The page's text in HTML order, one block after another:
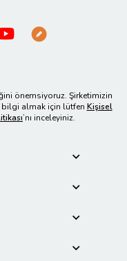
önemsiyoruz. Şirketimizin
bilgi almak için lütfen Kişisel
’nı inceleyiniz.